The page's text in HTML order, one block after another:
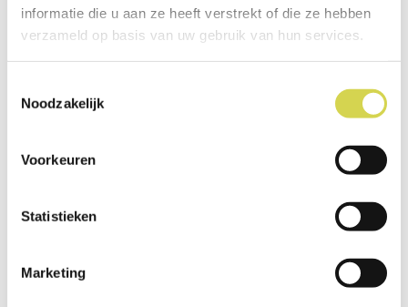
informatie die u aan ze heeft verstrekt of die ze hebben
verzameld op basis van uw gebruik van hun services.
Noodzakelijk
Voorkeuren
Statistieken
Marketing
Diversen